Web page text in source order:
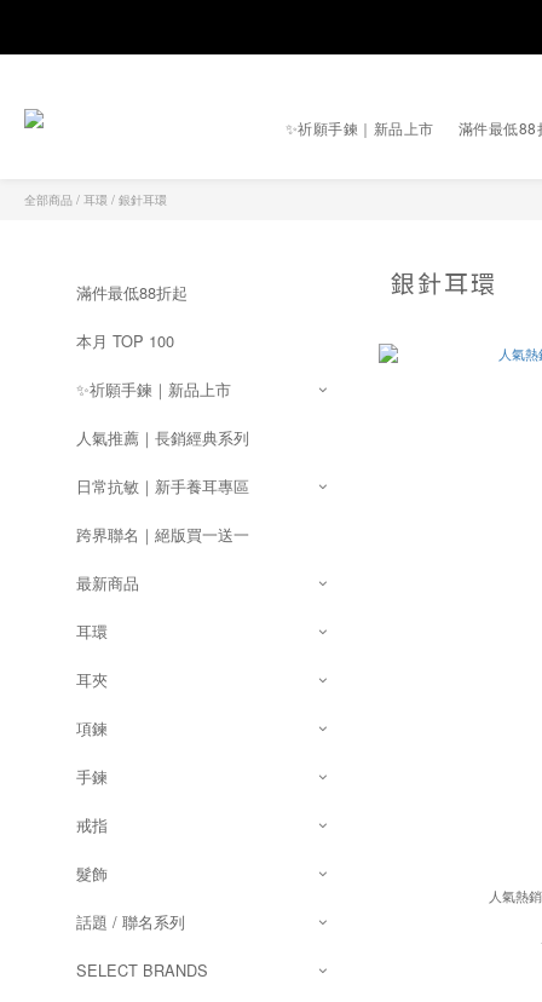
✨祈願手鍊｜新品上市 滿件最低88
全部商品 / 耳環 / 銀針耳環
滿件最低88折起
本月 TOP 100
✨祈願手鍊｜新品上市
人氣推薦｜長銷經典系列
日常抗敏｜新手養耳專區
跨界聯名｜絕版買一送一
最新商品
耳環
耳夾
項鍊
手鍊
戒指
髮飾
話題 / 聯名系列
SELECT BRANDS
銀針耳環
人氣熱